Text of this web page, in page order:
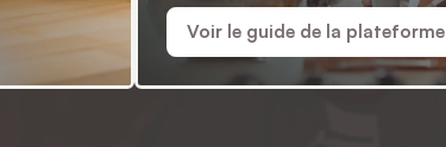
Voir le guide de la plateforme